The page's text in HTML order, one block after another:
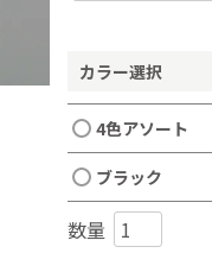
カラー選択
4色アソート
ブラック